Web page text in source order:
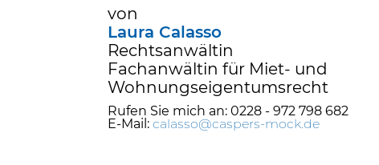
von
Laura Calasso
Rechtsanwältin
Fachanwältin für Miet- und
Wohnungseigentumsrecht
Rufen Sie mich an: 0228 - 972 798 682
E-Mail:calasso@caspers-mock.de